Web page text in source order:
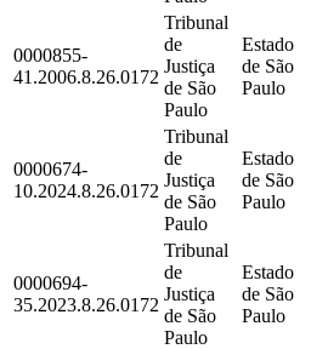
0000855-
41.2006.8.26.0172
Tribunal
de
Justiça
de São
Paulo
Estado
de São
Paulo
0000674-
10.2024.8.26.0172
Tribunal
de
Justiça
de São
Paulo
Estado
de São
Paulo
0000694-
35.2023.8.26.0172
Tribunal
de
Justiça
de São
Paulo
Estado
de São
Paulo